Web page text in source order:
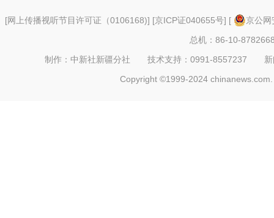
[网上传播视听节目许可证（0106168)] [京ICP证040655号] [
京公
总机：86-10-
制作：中新社新疆分社 技术支持：0991-8557237
Copyright ©1999-2024